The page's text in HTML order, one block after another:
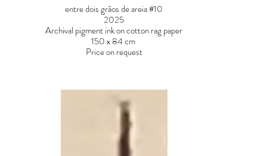
entre dois grãos de areia #10
2025
Archival pigment ink on cotton rag paper
150 x 84 cm
Price on request